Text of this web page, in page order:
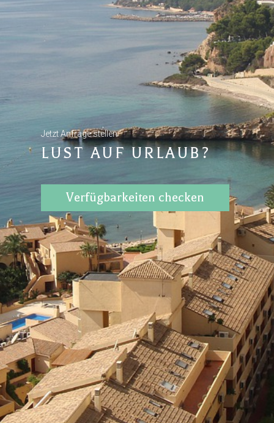
Jetzt Anfrage stellen
LUST AUF URLAUB?
Verfügbarkeiten checken